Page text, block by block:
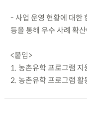
- 사업 운영 현황에 대한
등을 통해 우수 사례 확
<붙임>
1. 농촌유학 프로그램 지
2. 농촌유학 프로그램 활